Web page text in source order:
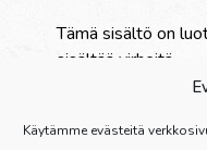
Käytämme evästeitä
Tämä sisältö on
sisältää virheitä.
Palvelut